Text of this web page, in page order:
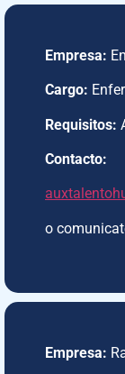
Empresa:
Cargo:
Requisitos:
Contacto:
o
Empresa: